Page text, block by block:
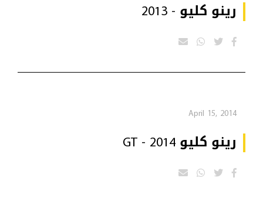
رينو كليو - 2013
April 15, 2014
رينو كليو GT - 2014